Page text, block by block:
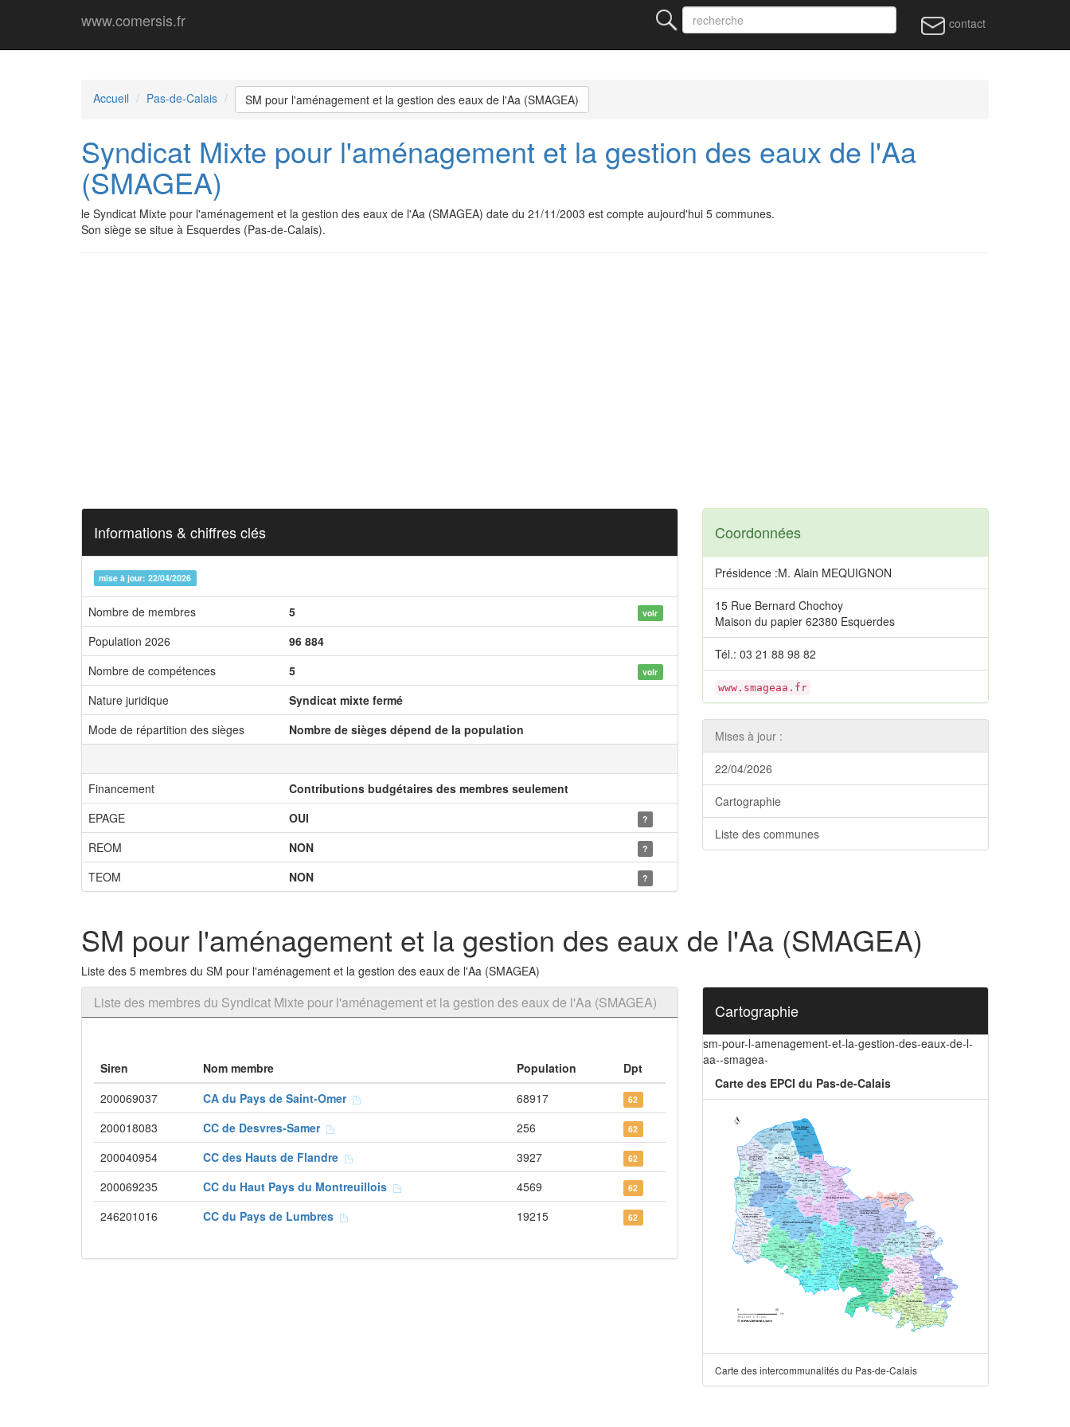
www.comersis.fr contact
Accueil Pas-de-Calais SM pour l'aménagement et la gestion des eaux de l'Aa (SMAGEA)
Syndicat Mixte pour l'aménagement et la gestion des eaux de l'Aa
(SMAGEA)
le Syndicat Mixte pour l'aménagement et la gestion des eaux de l'Aa (SMAGEA) date du 21/11/2003 est compte aujourd'hui 5 communes.
Son siège se situe à Esquerdes (Pas-de-Calais).
Informations & chiffres clés
mise à jour: 22/04/2026
Nombre de membres 5 voir
Population 2026
96 884
Nombre de compétences
5 voir
Nature juridique
Syndicat mixte fermé
Mode de répartition des sièges
Nombre de sièges dépend de la population
Financement
Contributions budgétaires des membres seulement
EPAGE
OUI ?
REOM NON ?
TEOM NON ?
Coordonnées
Présidence :M. Alain MEQUIGNON
15 Rue Bernard Chochoy
Maison du papier 62380 Esquerdes
Tél.: 03 21 88 98 82
www.smageaa.fr
Mises à jour :
22/04/2026
Cartographie
Liste des communes
SM pour l'aménagement et la gestion des eaux de l'Aa (SMAGEA)
Liste des 5 membres du SM pour l'aménagement et la gestion des eaux de l'Aa (SMAGEA)
Liste des membres du Syndicat Mixte pour l'aménagement et la gestion des eaux de l'Aa (SMAGEA)
Siren Nom membre Population
Dpt
200069037
CA du Pays de Saint-Omer 68917 62
200018083 CC de Desvres-Samer 256 62
200040954 CC des Hauts de Flandre 3927 62
200069235 CC du Haut Pays du Montreuillois 4569 62
246201016 CC du Pays de Lumbres 19215 62
Cartographie
sm-pour-l-amenagement-et-la-gestion-des-eaux-de-l-
aa--smagea-
Carte des EPCI du Pas-de-Calais
Carte des intercommunalités du Pas-de-Calais